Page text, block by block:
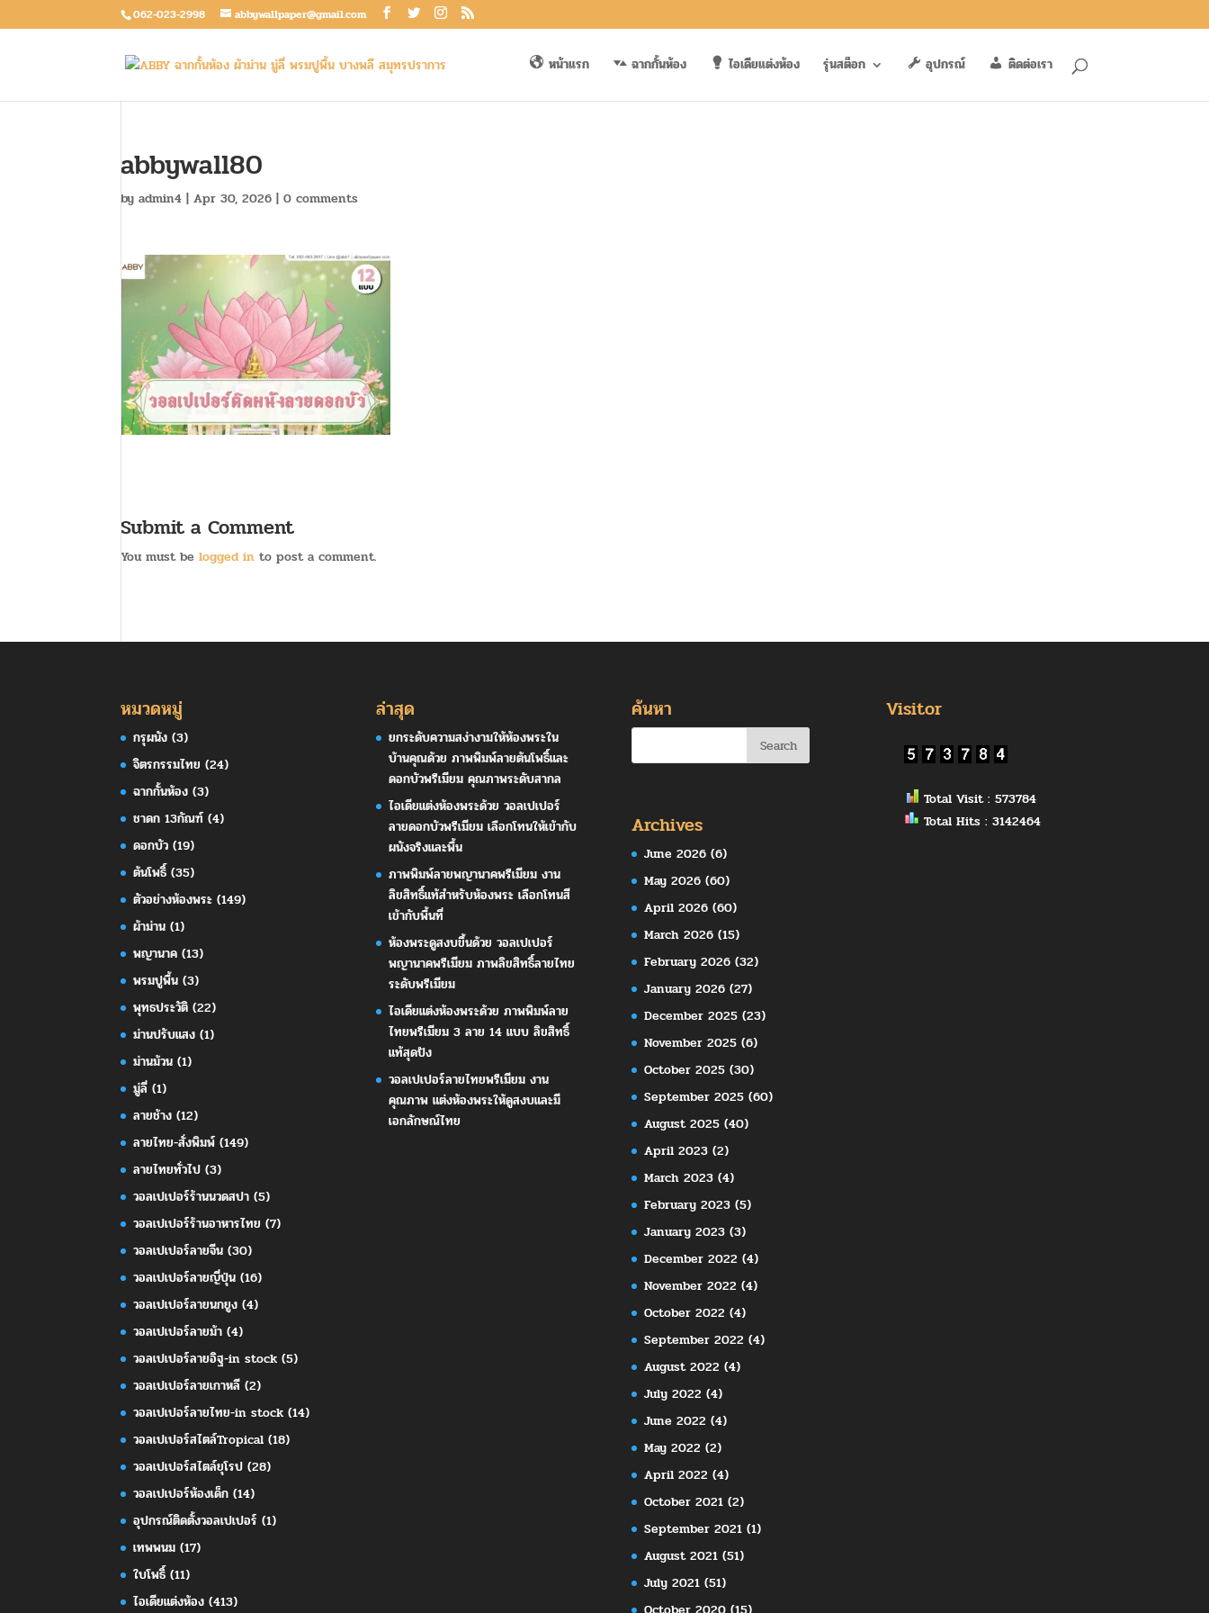
062-023-2998 abbywallpaper@gmail.com
หน้าแรก ฉากกั้นห้อง ไอเดียแต่งห้อง รุ่นสต็อก อุปกรณ์ ติดต่อเรา
abbywall80
byadmin4 |Apr 30, 2026 |0 comments
Submit a Comment
You must belogged in to post a comment.
หมวดหมู่
กรุผนัง (3)
จิตรกรรมไทย (24)
ฉากกั้นห้อง (3)
ชาดก 13กัณฑ์ (4)
ดอกบัว (19)
ต้นโพธิ์ (35)
ตัวอย่างห้องพระ (149)
ผ้าม่าน (1)
พญานาค (13)
พรมปูพื้น (3)
พุทธประวัติ (22)
ม่านปรับแสง (1)
ม่านม้วน (1)
มู่ลี่ (1)
ลายช้าง (12)
ลายไทย-สั่งพิมพ์ (149)
ลายไทยทั่วไป (3)
วอลเปเปอร์ร้านนวดสปา (5)
วอลเปเปอร์ร้านอาหารไทย (7)
วอลเปเปอร์ลายจีน (30)
วอลเปเปอร์ลายญี่ปุ่น (16)
วอลเปเปอร์ลายนกยูง (4)
วอลเปเปอร์ลายม้า (4)
วอลเปเปอร์ลายอิฐ-in stock (5)
วอลเปเปอร์ลายเกาหลี (2)
วอลเปเปอร์ลายไทย-in stock (14)
วอลเปเปอร์สไตล์Tropical (18)
วอลเปเปอร์สไตล์ยุโรป (28)
วอลเปเปอร์ห้องเด็ก (14)
อุปกรณ์ติดตั้งวอลเปเปอร์ (1)
เทพพนม (17)
ใบโพธิ์ (11)
ไอเดียแต่งห้อง (413)
ล่าสุด
ยกระดับความสง่างามให้ห้องพระใน
บ้านคุณด้วย ภาพพิมพ์ลายต้นโพธิ์และ
ดอกบัวพรีเมียม คุณภาพระดับสากล
ไอเดียแต่งห้องพระด้วย วอลเปเปอร์
ลายดอกบัวพรีเมียม เลือกโทนให้เข้ากับ
ผนังจริงและพื้น
ภาพพิมพ์ลายพญานาคพรีเมียม งาน
ลิขสิทธิ์แท้สำหรับห้องพระ เลือกโทนสี
เข้ากับพื้นที่
ห้องพระดูสงบขึ้นด้วย วอลเปเปอร์
พญานาคพรีเมียม ภาพลิขสิทธิ์ลายไทย
ระดับพรีเมียม
ไอเดียแต่งห้องพระด้วย ภาพพิมพ์ลาย
ไทยพรีเมียม 3 ลาย 14 แบบ ลิขสิทธิ์
แท้สุดปัง
วอลเปเปอร์ลายไทยพรีเมียม งาน
คุณภาพ แต่งห้องพระให้ดูสงบและมี
เอกลักษณ์ไทย
ค้นหา
Archives
June 2026(6)
May 2026(60)
April 2026(60)
March 2026(15)
February 2026(32)
January 2026(27)
December 2025(23)
November 2025(6)
October 2025(30)
September 2025(60)
August 2025(40)
April 2023(2)
March 2023(4)
February 2023(5)
January 2023(3)
December 2022 (4)
November 2022 (4)
October 2022 (4)
September 2022 (4)
August 2022 (4)
July 2022 (4)
June 2022 (4)
May 2022 (2)
April 2022 (4)
October 2021(2)
September 2021(1)
August 2021(51)
July 2021(51)
Visitor
Total Visit : 573784
Total Hits : 3142464